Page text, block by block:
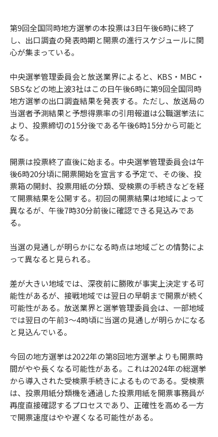
第9回全国同時地方選挙の本投票は3日午後6時に終了
し、出口調査の発表時期と開票の進行スケジュールに関
心が集まっている。
中央選挙管理委員会と放送業界によると、KBS・MBC・
SBSなどの地上波3社はこの日午後6時に第9回全国同時
地方選挙の出口調査結果を発表する。ただし、放送局の
当選者予測結果と予想得票率の引用報道は公職選挙法に
より、投票締切の15分後である午後6時15分から可能と
なる。
開票は投票終了直後に始まる。中央選挙管理委員会は午
後6時20分頃に開票開始を宣言する予定で、その後、投
票箱の開封、投票用紙の分類、受検票の手続きなどを経
て開票結果を公開する。初回の開票結果は地域によって
異なるが、午後7時30分前後に確認できる見込みであ
る。
当選の見通しが明らかになる時点は地域ごとの情勢によ
って異なると見られる。
差が大きい地域では、深夜前に勝敗が事実上決定する可
能性があるが、接戦地域では翌日の早朝まで開票が続く
可能性がある。放送業界と選挙管理委員会は、一部地域
では翌日の午前3～4時頃に当選の見通しが明らかになる
と見込んでいる。
今回の地方選挙は2022年の第8回地方選挙よりも開票時
間がやや長くなる可能性がある。これは2024年の総選挙
から導入された受検票手続きによるものである。受検票
は、投票用紙分類機を通過した投票用紙を開票事務員が
再度直接確認するプロセスであり、正確性を高める一方
で開票速度はやや遅くなる可能性がある。